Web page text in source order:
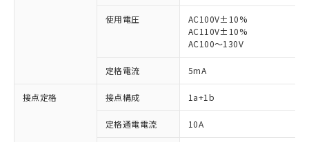
使用電圧
AC100V±10%
AC110V±10%
AC100～130V
定格電流 5mA
接点定格 接点構成 1a+1b
定格通電電流 10A
対応済み：EU RoHS指令（10物質）の
非含有に対応した製品が提供可能な商品で